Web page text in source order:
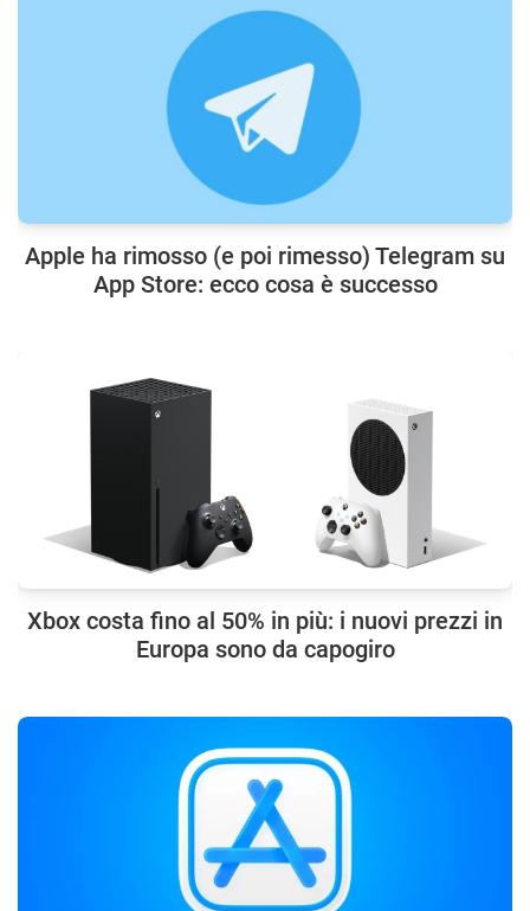
Apple ha rimosso (e poi rimesso) Telegram su
App Store: ecco cosa è successo
Xbox costa fino al 50% in più: i nuovi prezzi in
Europa sono da capogiro